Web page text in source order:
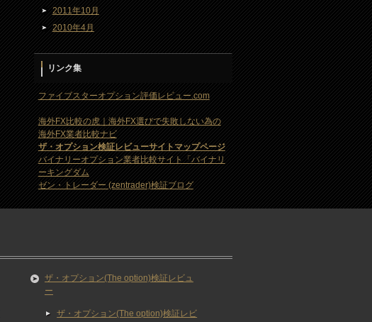
2011年10月
2010年4月
リンク集
ファイブスターオプション評価レビュー.com
海外FX比較の虎｜海外FX選びで失敗しない為の
海外FX業者比較ナビ
ザ・オプション検証レビューサイトマップページ
バイナリーオプション業者比較サイト「バイナリ
ーキングダム
ゼン・トレーダー (zentrader)検証ブログ
ザ・オプション(The option)検証レビュ
ー
ザ・オプション(The option)検証レビ